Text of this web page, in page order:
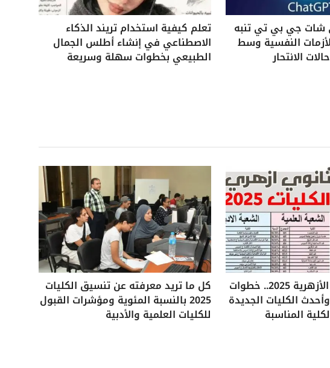
شات جي بي تي تنبه
النفسية وسط
الانتحار
تعلم كيفية استخدام تريند الذكاء
الاصطناعي في إنشاء أطلس الجمال
الطبيعي بخطوات سهلة وسريعة
تنسيق الثانوية الأزهرية 2025.. خطوات
الكليات الجديدة
المناسبة
كل ما تريد معرفته عن تنسيق الكليات
2025 بالنسبة المئوية ومؤشرات القبول
للكليات العلمية والأدبية